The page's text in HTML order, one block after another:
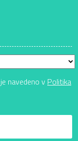
navedeno v Politika